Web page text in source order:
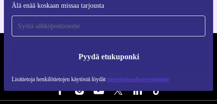
Älä enää koskaan missaa tarjousta
Pyydä etukuponki
Lisätietoja henkilötietojen käytöstä löydät tietosuojaselosteestamme